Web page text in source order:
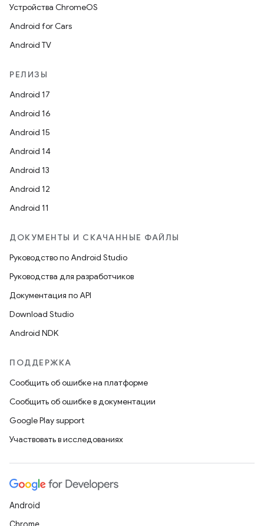
Устройства ChromeOS
Android for Cars
Android TV
РЕЛИЗЫ
Android 17
Android 16
Android 15
Android 14
Android 13
Android 12
Android 11
ДОКУМЕНТЫ И СКАЧАННЫЕ ФАЙЛЫ
Руководство по Android Studio
Руководства для разработчиков
Документация по API
Download Studio
Android NDK
ПОДДЕРЖКА
Сообщить об ошибке на платформе
Сообщить об ошибке в документации
Google Play support
Участвовать в исследованиях
Android